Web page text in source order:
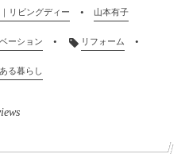
リビングディー 山本有子
ーション リフォーム
る暮らし